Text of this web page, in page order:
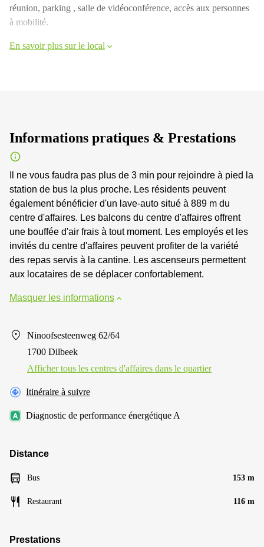
réunion, parking , salle de vidéoconférence, accès aux personnes
à mobilité.
En savoir plus sur le local
Informations pratiques & Prestations
Il ne vous faudra pas plus de 3 min pour rejoindre à pied la
station de bus la plus proche. Les résidents peuvent
également bénéficier d'un lave-auto situé à 889 m du
centre d'affaires. Les balcons du centre d'affaires offrent
une bouffée d'air frais à tout moment. Les employés et les
invités du centre d'affaires peuvent profiter de la variété
des repas servis à la cantine. Les ascenseurs permettent
aux locataires de se déplacer confortablement.
Masquer les informations
Ninoofsesteenweg 62/64
1700 Dilbeek
Afficher tous les centres d'affaires dans le quartier
Itinéraire à suivre
Diagnostic de performance énergétique A
Distance
Bus 153 m
Restaurant 116 m
Prestations